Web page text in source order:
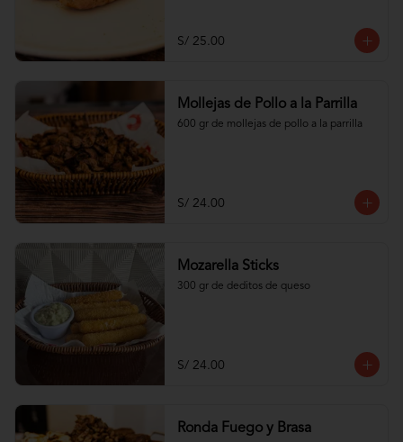
S/ 25.00
Mollejas de Pollo a la Parrilla
600 gr de mollejas de pollo a la parrilla
S/ 24.00
Mozarella Sticks
300 gr de deditos de queso
S/ 24.00
Ronda Fuego y Brasa